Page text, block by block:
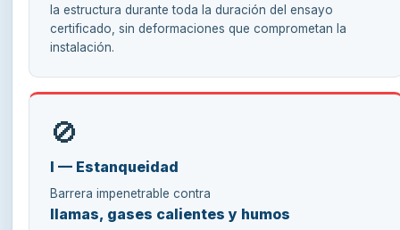
la estructura durante toda la duración del ensayo
certificado, sin deformaciones que comprometan la
instalación.
🚫
I — Estanqueidad
Barrera impenetrable contra
llamas, gases calientes y humos